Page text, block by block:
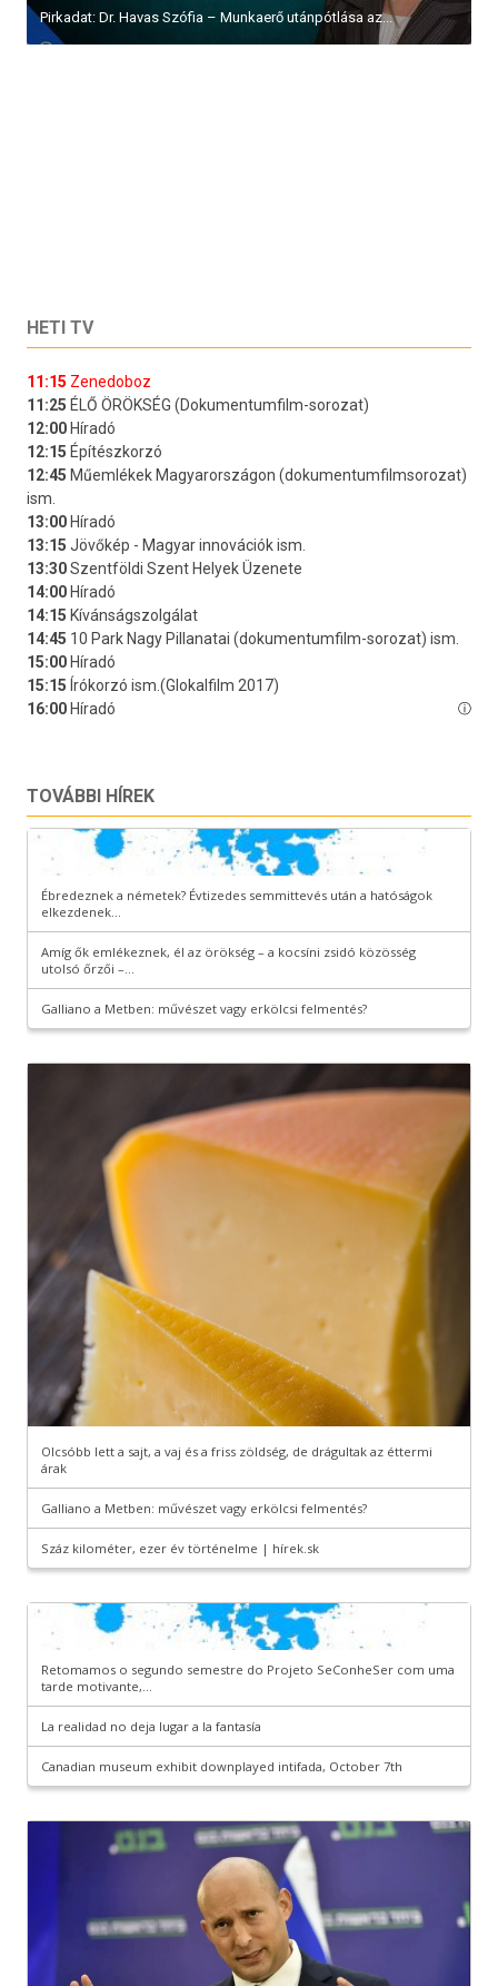
Pirkadat: Dr. Havas Szófia – Munkaerő utánpótlása az...
HETI TV
TOVÁBBI HÍREK